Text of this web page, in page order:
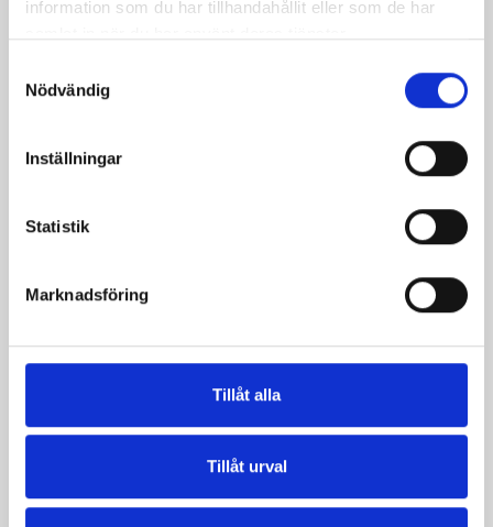
information som du har tillhandahållit eller som de har
Nödvändig
Inställningar
Statistik
Marknadsföring
Tillåt alla
Tillåt urval
Jordgubbsfil 2,7%